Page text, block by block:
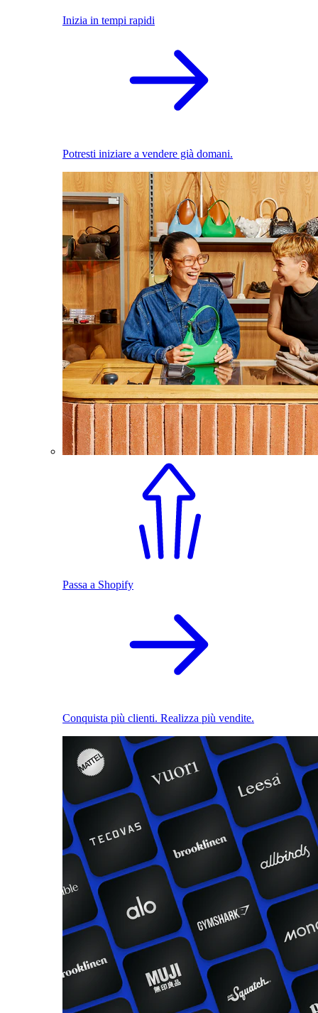
Inizia in tempi rapidi
Potresti iniziare a vendere già domani.
Passa a Shopify
Conquista più clienti. Realizza più vendite.